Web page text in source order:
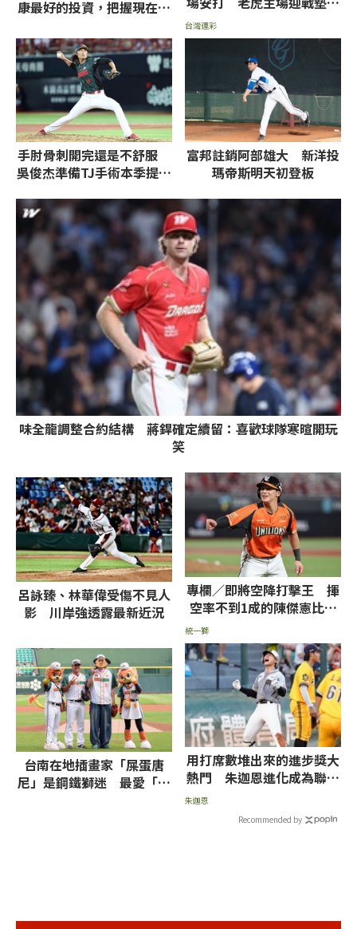
康最好的投資，把握現在不
台灣運彩
手肘骨刺開完還是不舒服
吳俊杰準備TJ手術本季提前
富邦註銷阿部雄大 新洋投
瑪帝斯明天初登板
味全龍調整合約結構 蔣銲確定續留：喜歡球隊寒暄開玩
笑
呂詠臻、林華偉受傷不見人
影 川岸強透露最新近況
專欄／即將空降打擊王 揮
空率不到1成的陳傑憲比張
統一獅
台南在地插畫家「屎蛋唐
尼」是鋼鐵獅迷 最愛「三
用打席數堆出來的進步獎大
熱門 朱迦恩進化成為聯盟
朱迦恩
Recommended by